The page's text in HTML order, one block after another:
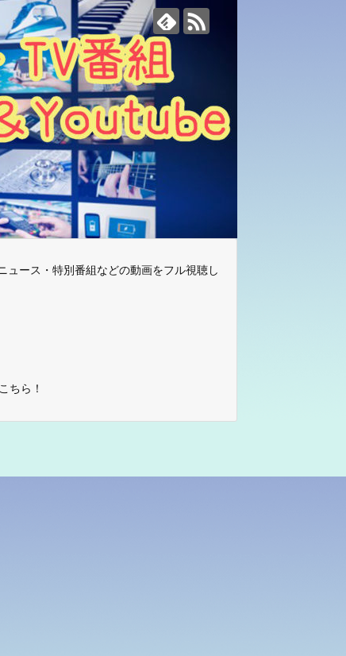
ュース・特別番組などの動画をフル視聴し
ちら！